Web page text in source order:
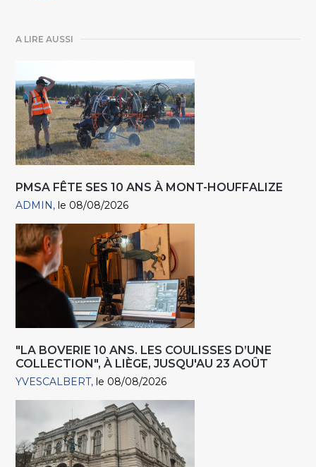
A LIRE AUSSI
PMSA FÊTE SES 10 ANS À MONT-HOUFFALIZE
ADMIN le 08/08/2026
"LA BOVERIE 10 ANS. LES COULISSES D’UNE
COLLECTION", À LIÈGE, JUSQU'AU 23 AOÛT
YVESCALBERT le 08/08/2026